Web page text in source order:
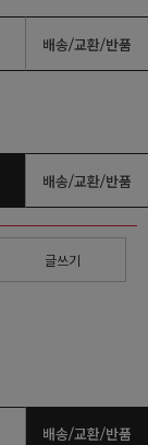
배송/교환/반품
배송/교환/반품
글쓰기
배송/교환/반품